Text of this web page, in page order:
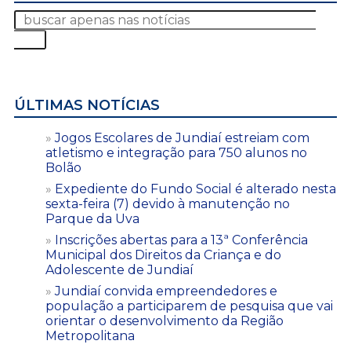
ÚLTIMAS NOTÍCIAS
Jogos Escolares de Jundiaí estreiam com
atletismo e integração para 750 alunos no
Bolão
Expediente do Fundo Social é alterado nesta
sexta-feira (7) devido à manutenção no
Parque da Uva
Inscrições abertas para a 13ª Conferência
Municipal dos Direitos da Criança e do
Adolescente de Jundiaí
Jundiaí convida empreendedores e
população a participarem de pesquisa que vai
orientar o desenvolvimento da Região
Metropolitana